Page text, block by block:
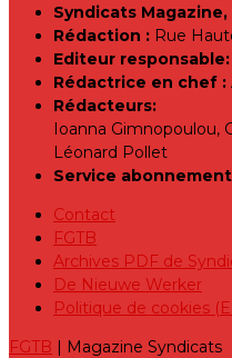
Syndicats
Rédaction : Rue
Editeur responsable:
Rédactrice en chef :
Rédacteurs:
Ioanna Gimnopoulou,
Léonard Pollet
Service
Contact
FGTB
Archives PDF de
De Nieuwe Werker
Politique de cookies
FGTB | Magazine Syndicats